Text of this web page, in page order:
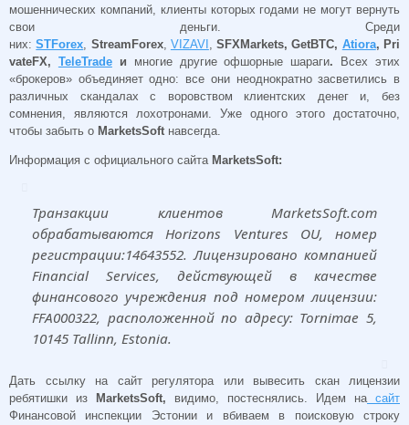
мошеннических компаний, клиенты которых годами не могут вернуть
свои деньги. Среди
них:STForex StreamForex, VIZAVI ,SFXMarkets, GetBTC, Atiora, Pri
vateFX, TeleTradeи многие другие офшорные шараги.
Всех этих
«брокеров» объединяет одно: все они неоднократно засветились в
различных скандалах с воровством клиентских денег и, без
сомнения, являются лохотронами. Уже одного этого достаточно,
чтобы забыть о MarketsSoft навсегда.
Информация с официального сайта MarketsSoft:
Транзакции клиентов MarketsSoft.com
обрабатываются Horizons Ventures OU, номер
регистрации:14643552.Лицензировано компанией
Financial Services, действующей в качестве
финансового учреждения под номером лицензии:
FFA000322, расположенной по адресу: Tornimae 5,
10145 Tallinn, Estonia.
Дать ссылку на сайт регулятора или вывесить скан лицензии
ребятишки из
MarketsSoft, видимо, постеснялись. Идем насайт
Финансовой инспекции Эстонии и вбиваем в поисковую строку